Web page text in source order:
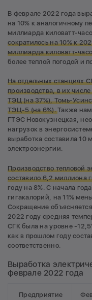
В феврале 2022 года
на 10% к аналогичному
миллиарда киловатт-
сократилось на 10% к
миллиарда киловатт-
более теплой погодой и
На отдельных станциях
производства, в их
ТЭЦ (на 37%), Томь-
ТЭЦ-5 (на 6%).Также
ГТЭС Новокузнецкая,
нагрузок в
выработка составила 10
электроэнергии.
Производство тепловой
составило 6,2 миллиона
году на 8%. С начала
гигакалорий, на 11%
Сокращение
2022 году средняя
СГК была на уровне -
как в прошлом году
соответственно.
Выработка
феврале 2022 года
Предприятие